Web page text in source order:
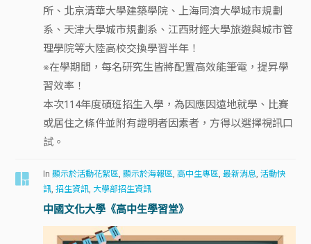
所、北京清華大學建築學院、上海同濟大學城市規劃
系、天津大學城市規劃系、江西財經大學旅遊與城市管
理學院等大陸高校交換學習半年！
※在學期間，每名研究生皆將配置高效能筆電，提昇學
習效率！
本次114年度碩班招生入學，為因應因遠地就學、比賽
或居住之條件並附有證明者因素者，方得以選擇視訊口
試。
In顯示於活動花絮區,顯示於海報區,高中生專區,最新消息,活動快
訊,招生資訊, 大學部招生資訊
中國文化大學《高中生學習堂》